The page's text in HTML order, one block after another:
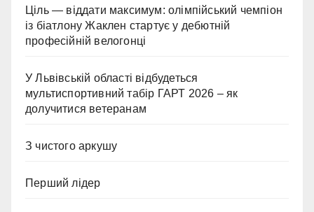
Ціль — віддати максимум: олімпійський чемпіон
із біатлону Жаклен стартує у дебютній
професійній велогонці
У Львівській області відбудеться
мультиспортивний табір ГАРТ 2026 – як
долучитися ветеранам
З чистого аркушу
Перший лідер